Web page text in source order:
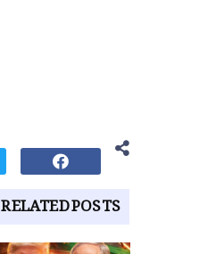
RELATED POSTS